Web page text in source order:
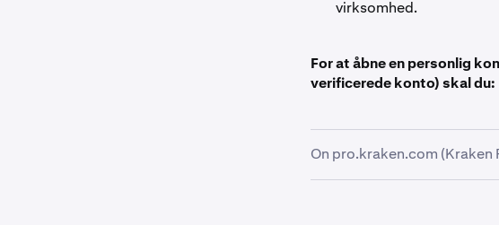
virksomhed.
For at åbne en personlig
verificerede konto) skal du:
On pro.kraken.com (Kraken